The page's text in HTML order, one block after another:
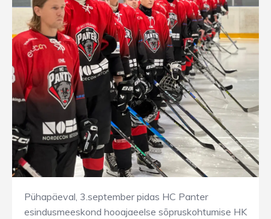
Pühapäeval, 3.september pidas HC Panter
esindusmeeskond hooajaeelse sõpruskohtumise HK